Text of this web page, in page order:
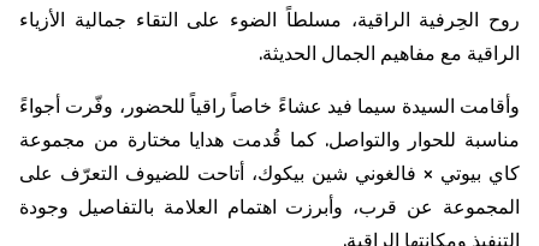
روح الحِرفية الراقية، مسلطاً الضوء على التقاء جمالية الأزياء
الراقية مع مفاهيم الجمال الحديثة.
وأقامت السيدة سيما فيد عشاءً خاصاً راقياً للحضور، وفّرت أجواءً
مناسبة للحوار والتواصل. كما قُدمت هدايا مختارة من مجموعة
كاي بيوتي × فالغوني شين بيكوك، أتاحت للضيوف التعرّف على
المجموعة عن قرب، وأبرزت اهتمام العلامة بالتفاصيل وجودة
التنفيذ ومكانتها الراقية.